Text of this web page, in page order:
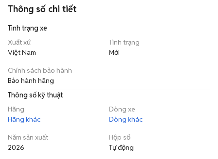
✅Inbox ngay để nhận báo giá ưu đãi và tư vấn mẫu xe phù hợp với
📲Hotline: *** (Em Hoàng)
Thông số chi tiết
Tình trạng xe
Xuất xứ
Việt Nam
Tình trạng
Mới
Chính sách bảo hành
Bảo hành hãng
Thông số kỹ thuật
Hãng
Hãng khác
Dòng xe
Dòng khác
Năm sản xuất
2026
Hộp số
Tự động